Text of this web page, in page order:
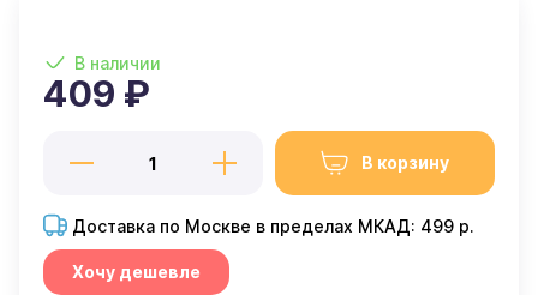
В наличии
409 ₽
В корзину
Доставка по Москве в пределах МКАД: 499 р.
Хочу дешевле